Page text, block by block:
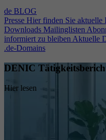
de BLOG
Presse Hier finden Sie aktuelle
Downloads Mailinglisten
informiert zu bleiben Aktuelle
.de-Domains
DENIC
Hier lesen